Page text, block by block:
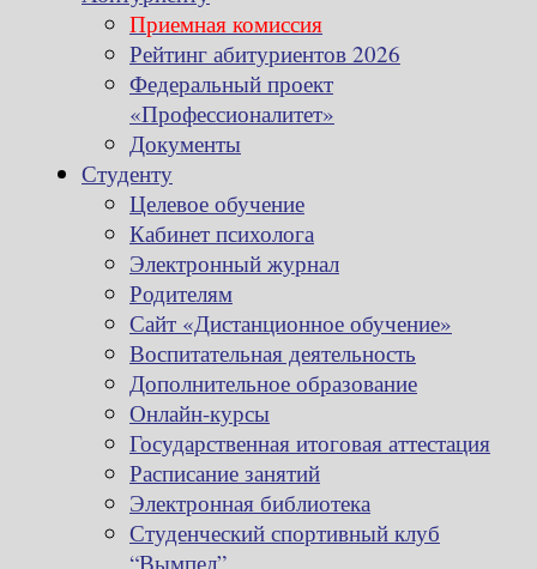
Приемная комиссия
Рейтинг абитуриентов 2026
Федеральный проект
«Профессионалитет»
Документы
Студенту
Целевое обучение
Кабинет психолога
Электронный журнал
Родителям
Сайт «Дистанционное обучение»
Воспитательная деятельность
Дополнительное образование
Онлайн-курсы
Государственная итоговая аттестация
Расписание занятий
Электронная библиотека
Студенческий спортивный клуб
“Вымпел”